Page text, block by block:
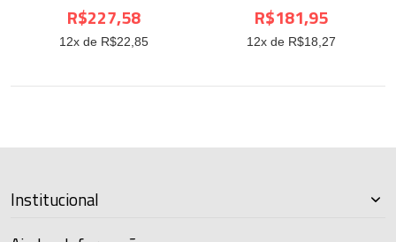
R$227,58
12x de R$22,85
R$181,95
12x de R$18,27
Institucional